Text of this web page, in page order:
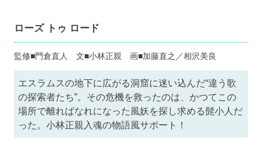
ローズ トゥ ロード
監修■門倉直人 文■小林正親 画■加藤直之／相沢美良
エスラムスの地下に広がる洞窟に迷い込んだ“違う歌
の探索者たち”。その危機を救ったのは、かつてこの
場所で離ればなれになった風妖を探し求める髭小人だ
った。小林正親入魂の物語風サポート！